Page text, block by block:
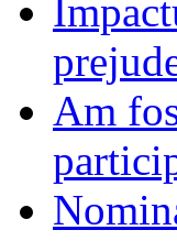
Am